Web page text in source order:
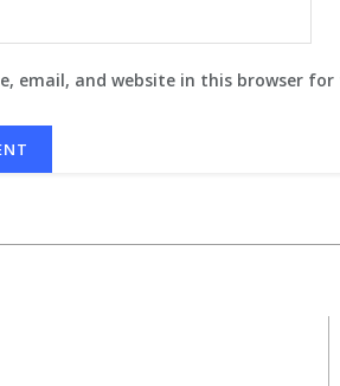
email, and website in this browser